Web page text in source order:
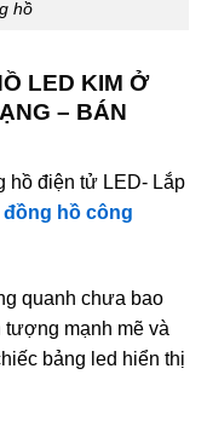
hồ
LED KIM Ở
– BÁN
hồ điện tử LED- Lắp
hồ công
quanh chưa bao
mạnh mẽ và
bảng led hiển thị